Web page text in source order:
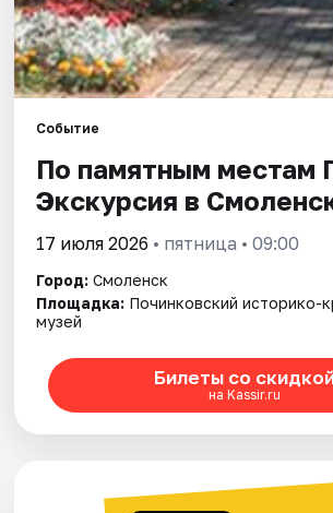
Событие
По памятным местам
Экскурсия в
17 июля 2026 • пятница • 09:00
Город: Смоленск
Площадка: Починковский историко-
музей
Билеты со
на Kassir.ru